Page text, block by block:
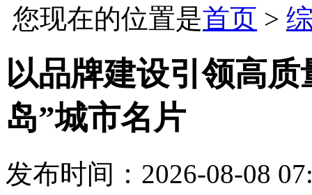
您现在的位置是首页 >
以品牌建设引领高
岛”城市名片
发布时间：2026-08-08